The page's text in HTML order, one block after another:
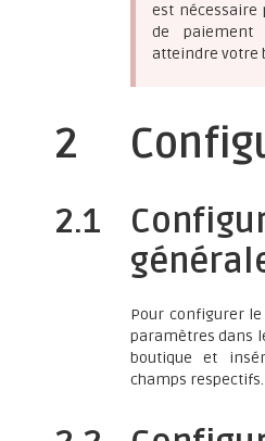
est nécessaire
de paiement
atteindre votre
2
2.1
Pour configurer
paramètres dans
boutique et
champs respectifs.